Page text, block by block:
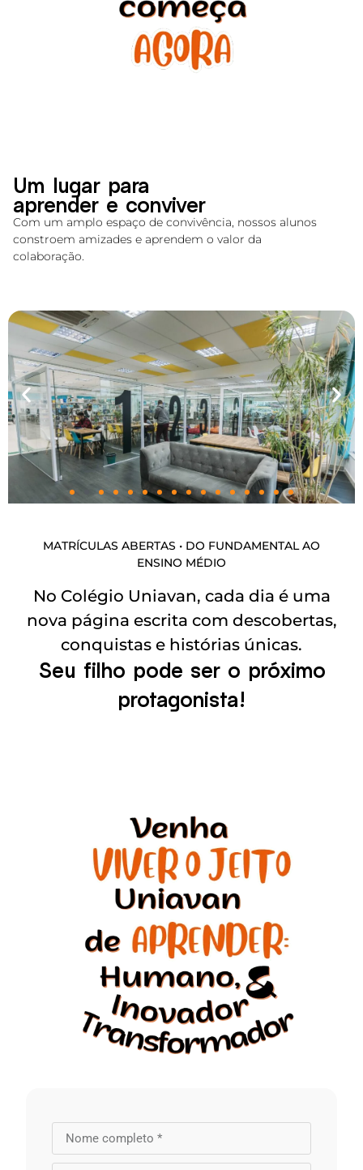
Um lugar para
aprender e conviver
Com um amplo espaço de convivência, nossos alunos
constroem amizades e aprendem o valor da
colaboração.
MATRÍCULAS ABERTAS • DO FUNDAMENTAL AO
ENSINO MÉDIO
No Colégio Uniavan, cada dia é uma
nova página escrita com descobertas,
conquistas e histórias únicas.
Seu filho pode ser o próximo
protagonista!